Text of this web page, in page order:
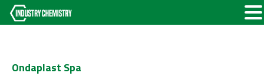
Ondaplast Spa